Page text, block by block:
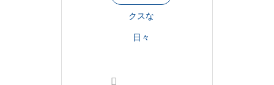
クスな
日々
！